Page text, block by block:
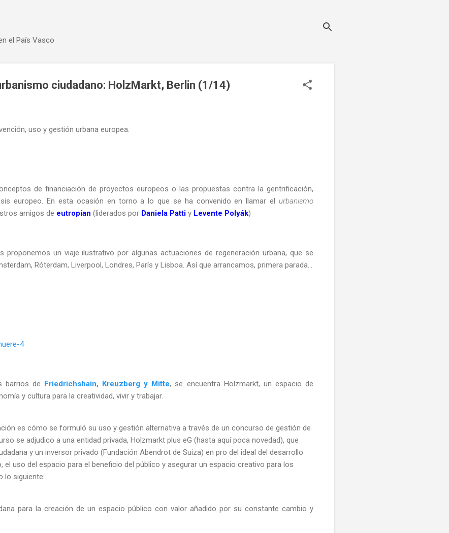
el País Vasco
ciudadano: HolzMarkt, Berlin (1/14)
uso y gestión urbana europea.
de financiación de proyectos europeos o las propuestas contra la gentrificación,
europeo. En esta ocasión en torno a lo que se ha convenido en llamar el urbanismo
amigos de eutropian (liderados por Daniela Patti y Levente Polyák)
un viaje ilustrativo por algunas actuaciones de regeneración urbana, que se
Róterdam, Liverpool, Londres, París y Lisboa. Así que arrancamos, primera parada…
barrios de Friedrichshain, Kreuzberg y Mitte, se encuentra Holzmarkt, un espacio de
y cultura para la creatividad, vivir y trabajar.
es cómo se formuló su uso y gestión alternativa a través de un concurso de gestión de
se adjudico a una entidad privada, Holzmarkt plus eG (hasta aquí poca novedad), que
y un inversor privado (Fundación Abendrot de Suiza) en pro del ideal del desarrollo
el uso del espacio para el beneficio del público y asegurar un espacio creativo para los
lo siguiente:
para la creación de un espacio público con valor añadido por su constante cambio y